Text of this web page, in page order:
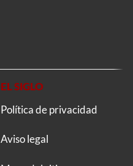
EL SIGLO
Política de privacidad
Aviso legal